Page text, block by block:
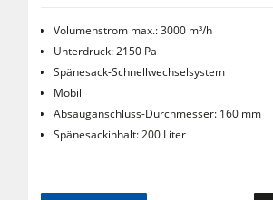
Volumenstrom max.: 3000 m³/h
Unterdruck: 2150 Pa
Spänesack-Schnellwechselsystem
Mobil
Absauganschluss-Durchmesser: 160 mm
Spänesackinhalt: 200 Liter